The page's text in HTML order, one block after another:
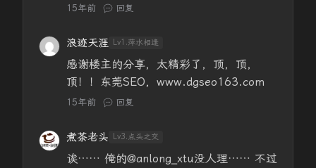
15年前 回复
浪迹天涯 Lv1.萍水相逢
感谢楼主的分享，太精彩了，顶，顶，
顶！！东莞SEO，www.dgseo163.com
15年前 回复
煮茶老头 Lv3.点头之交
诶…… 俺的@anlong_xtu没人理…… 不过